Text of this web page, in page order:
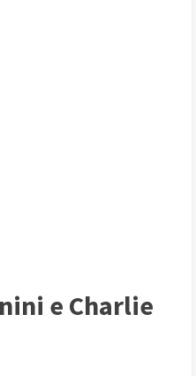
e Charlie